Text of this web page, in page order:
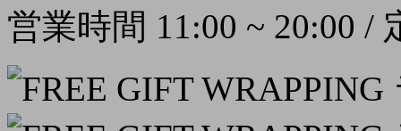
営業時間 11:00 ~ 20:00 /